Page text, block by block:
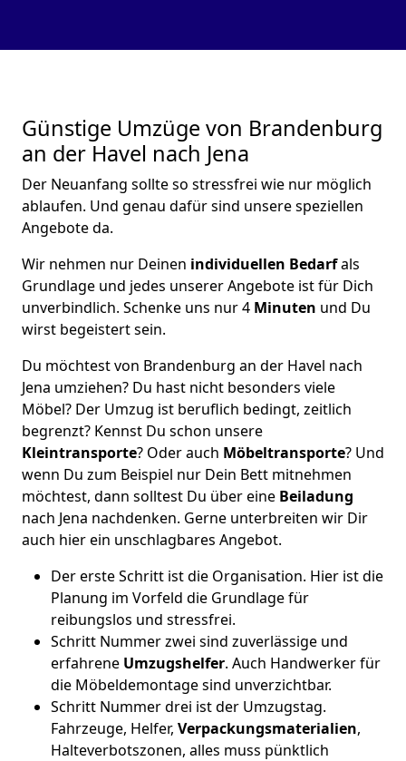
Günstige Umzüge von Brandenburg
an der Havel nach Jena
Der Neuanfang sollte so stressfrei wie nur möglich
ablaufen. Und genau dafür sind unsere speziellen
Angebote da.
Wir nehmen nur Deinen individuellen Bedarfals
Grundlage und jedes unserer Angebote ist für Dich
unverbindlich. Schenke uns nur 4 Minuten und Du
wirst begeistert sein.
Du möchtest von Brandenburg an der Havel nach
Jena umziehen? Du hast nicht besonders viele
Möbel? Der Umzug ist beruflich bedingt, zeitlich
begrenzt? Kennst Du schon unsere
Kleintransporte? Oder auch Möbeltransporte? Und
wenn Du zum Beispiel nur Dein Bett mitnehmen
möchtest, dann solltest Du über eine Beiladung
nach Jena nachdenken. Gerne unterbreiten wir Dir
auch hier ein unschlagbares Angebot.
Der erste Schritt ist die Organisation. Hier ist die
Planung im Vorfeld die Grundlage für
reibungslos und stressfrei.
Schritt Nummer zwei sind zuverlässige und
erfahrene Umzugshelfer. Auch Handwerker für
die Möbeldemontage sind unverzichtbar.
Schritt Nummer drei ist der Umzugstag.
Fahrzeuge, Helfer, Verpackungsmaterialien,
Halteverbotszonen, alles muss pünktlich